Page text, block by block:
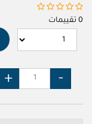
0 تقييمات